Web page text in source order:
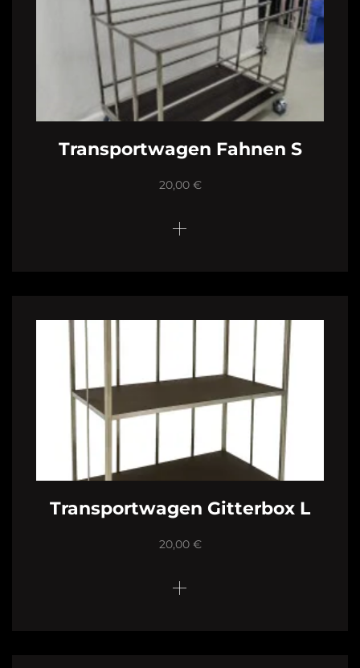
Transportwagen Fahnen S
20,00 €
Transportwagen Gitterbox L
20,00 €